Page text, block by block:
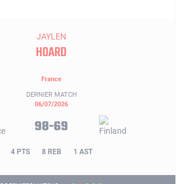
JAYLEN
HOARD
France
DERNIER MATCH
06/07/2026
98-69
4 PTS 8 REB 1 AST